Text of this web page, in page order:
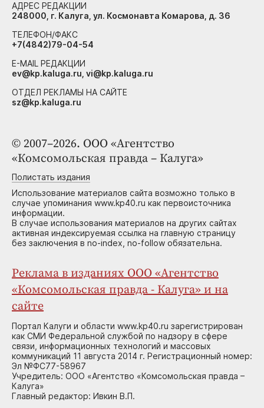
© 2007–2026. ООО «Агентство
«Комсомольская правда – Калуга»
Полистать издания
Использование материалов сайта возможно только в
случае упоминания www.kp40.ru как первоисточника
информации.
В случае использования материалов на других сайтах
активная индексируемая ссылка на главную страницу
без заключения в no-index, no-follow обязательна.
Реклама в изданиях ООО «Агентство
«Комсомольская правда - Калуга» и на
сайте
Портал Калуги и области www.kp40.ru зарегистрирован
как СМИ Федеральной службой по надзору в сфере
связи, информационных технологий и массовых
коммуникаций 11 августа 2014 г. Регистрационный номер:
Эл №ФС77-58967
Учредитель: ООО «Агентство «Комсомольская правда –
Калуга»
Главный редактор: Ивкин В.П.
АДРЕС РЕДАКЦИИ
248000, г. Калуга, ул. Космонавта Комарова, д. 36
ТЕЛЕФОН/ФАКС
+7(4842)79-04-54
E-MAIL РЕДАКЦИИ
ev@kp.kaluga.ru, vi@kp.kaluga.ru
ОТДЕЛ РЕКЛАМЫ НА САЙТЕ
sz@kp.kaluga.ru